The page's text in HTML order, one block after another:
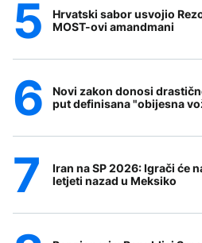
Hrvatski sabor usvojio
MOST-ovi amandmani
Novi zakon donosi
put definisana "obijesna
Iran na SP 2026: Igrači će
letjeti nazad u Meksiko